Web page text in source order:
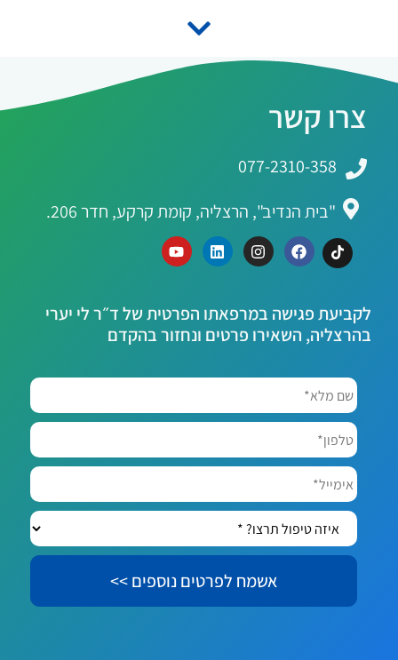
צרו קשר
077-2310-358
"בית הנדיב", הרצליה, קומת קרקע, חדר 206.
לקביעת פגישה במרפאתו הפרטית של ד״ר לי יערי
בהרצליה, השאירו פרטים ונחזור בהקדם
שם
מלא* *
טלפון*
אימייל*
איזה
טיפול
תרצו?